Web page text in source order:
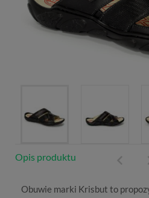
Opis produktu
Obuwie marki Krisbut to